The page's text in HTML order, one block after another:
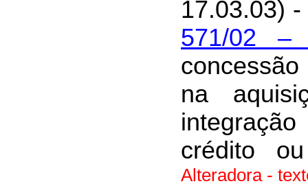
17.03.03)
571/02 –
na
crédito
Alteradora -